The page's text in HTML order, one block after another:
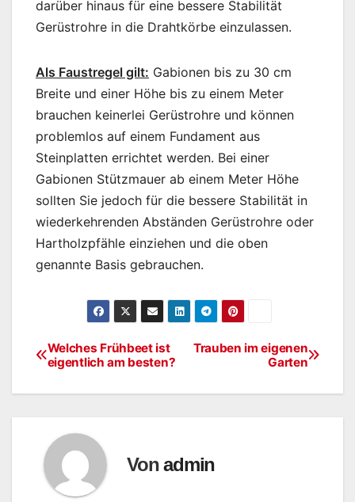
darüber hinaus für eine bessere Stabilität
Gerüstrohre in die Drahtkörbe einzulassen.
Als Faustregel gilt: Gabionen bis zu 30 cm
Breite und einer Höhe bis zu einem Meter
brauchen keinerlei Gerüstrohre und können
problemlos auf einem Fundament aus
Steinplatten errichtet werden. Bei einer
Gabionen Stützmauer ab einem Meter Höhe
sollten Sie jedoch für die bessere Stabilität in
wiederkehrenden Abständen Gerüstrohre oder
Hartholzpfähle einziehen und die oben
genannte Basis gebrauchen.
BeitragsnavigationTrauben im eigenen
Garten
Welches Frühbeet ist
eigentlich am besten?
Vonadmin